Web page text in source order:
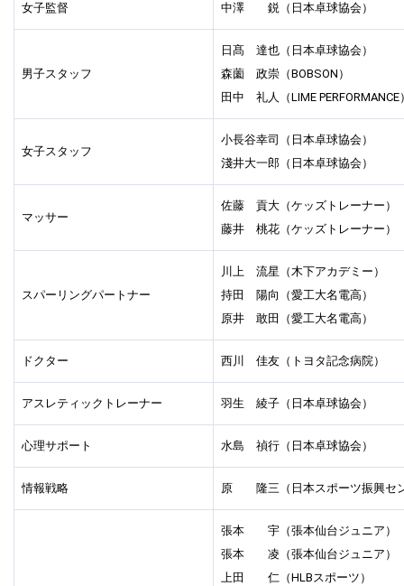
女子監督 中澤 鋭（日本卓球協会）
男子スタッフ
日髙 達也（日本卓球協会）
森薗 政崇（BOBSON）
田中 礼人（LIME PERFORMANCE
女子スタッフ
小長谷幸司（日本卓球協会）
淺井大一郎（日本卓球協会）
マッサー
佐藤 貢大（ケッズトレーナー）
藤井 桃花（ケッズトレーナー）
スパーリングパートナー
川上 流星（木下アカデミー）
持田 陽向（愛工大名電高）
原井 敢田（愛工大名電高）
ドクター 西川 佳友（トヨタ記念病院）
アスレティックトレーナー 羽生 綾子（日本卓球協会）
心理サポート 水島 禎行（日本卓球協会）
情報戦略 原 隆三（日本スポーツ振興セ
張本 宇（張本仙台ジュニア）
張本 凌（張本仙台ジュニア）
上田 仁（HLBスポーツ）